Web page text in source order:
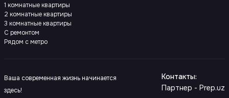
1 комнатные квартиры
2 комнатные квартиры
3 комнатные квартиры
С ремонтом
Рядом с метро
Ваша современная жизнь начинается
здесь!
Контакты:
Партнер - Prep.uz